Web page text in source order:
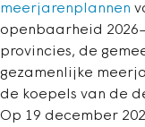
meerjarenplannen
openbaarheid
provincies, de
gezamenlijke
de koepels van de
Op 19 december